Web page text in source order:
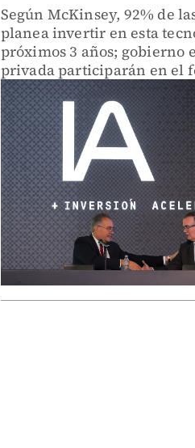
Según McKinsey, 92% de
planea invertir en esta
próximos 3 años; gobierno
privada participarán en el
“Inversión Acelerada”